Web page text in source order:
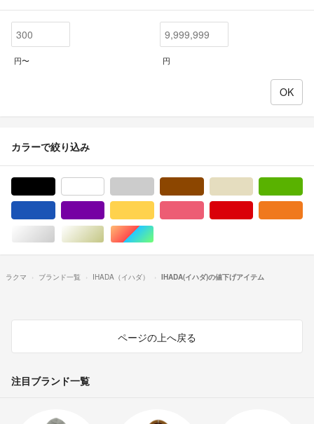
円〜 円
カラーで絞り込み
シルバー/銀色系ゴールド/金色系マルチカラー
ラクマ ブランド一覧 IHADA（イハダ） IHADA(イハダ)の値下げアイテム
ページの上へ戻る
注目ブランド一覧